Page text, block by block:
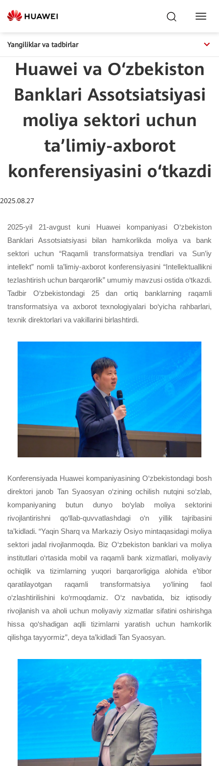
Yangiliklar va tadbirlar
Huawei va O‘zbekiston
Banklari Assotsiatsiyasi
moliya sektori uchun
ta’limiy-axborot
konferensiyasini o‘tkazdi
2025.08.27
2025-yil 21-avgust kuni Huawei kompaniyasi O‘zbekiston
Banklari Assotsiatsiyasi bilan hamkorlikda moliya va bank
sektori uchun “Raqamli transformatsiya trendlari va Sun’iy
intellekt” nomli ta’limiy-axborot konferensiyasini “Intellektuallikni
tezlashtirish uchun barqarorlik” umumiy mavzusi ostida o‘tkazdi.
Tadbir O‘zbekistondagi 25 dan ortiq banklarning raqamli
transformatsiya va axborot texnologiyalari bo‘yicha rahbarlari,
texnik direktorlari va vakillarini birlashtirdi.
Konferensiyada Huawei kompaniyasining O‘zbekistondagi bosh
direktori janob Tan Syaosyan o‘zining ochilish nutqini so‘zlab,
kompaniyaning butun dunyo bo‘ylab moliya sektorini
rivojlantirishni qo‘llab-quvvatlashdagi o‘n yillik tajribasini
ta’kidladi. “Yaqin Sharq va Markaziy Osiyo mintaqasidagi moliya
sektori jadal rivojlanmoqda. Biz O‘zbekiston banklari va moliya
institutlari o‘rtasida mobil va raqamli bank xizmatlari, moliyaviy
ochiqlik va tizimlarning yuqori barqarorligiga alohida e’tibor
qaratilayotgan raqamli transformatsiya yo‘lining faol
o‘zlashtirilishini ko‘rmoqdamiz. O‘z navbatida, biz iqtisodiy
rivojlanish va aholi uchun moliyaviy xizmatlar sifatini oshirishga
hissa qo‘shadigan aqlli tizimlarni yaratish uchun hamkorlik
qilishga tayyormiz”, deya ta’kidladi Tan Syaosyan.